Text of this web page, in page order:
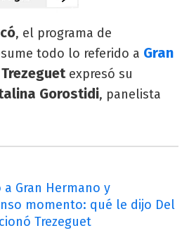
, el programa de
todo lo referido a Gran
expresó su
Gorostidi, panelista
Gran Hermano y
momento: qué le dijo Del
Trezeguet